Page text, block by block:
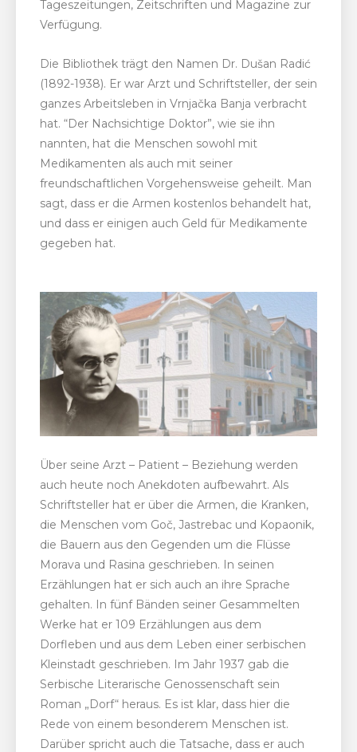
Tageszeitungen, Zeitschriften und Magazine zur
Verfügung.
Die Bibliothek trägt den Namen Dr. Dušan Radić
(1892-1938). Er war Arzt und Schriftsteller, der sein
ganzes Arbeitsleben in Vrnjačka Banja verbracht
hat. “Der Nachsichtige Doktor”, wie sie ihn
nannten, hat die Menschen sowohl mit
Medikamenten als auch mit seiner
freundschaftlichen Vorgehensweise geheilt. Man
sagt, dass er die Armen kostenlos behandelt hat,
und dass er einigen auch Geld für Medikamente
gegeben hat.
Über seine Arzt – Patient – Beziehung werden
auch heute noch Anekdoten aufbewahrt. Als
Schriftsteller hat er über die Armen, die Kranken,
die Menschen vom Goč, Jastrebac und Kopaonik,
die Bauern aus den Gegenden um die Flüsse
Morava und Rasina geschrieben. In seinen
Erzählungen hat er sich auch an ihre Sprache
gehalten. In fünf Bänden seiner Gesammelten
Werke hat er 109 Erzählungen aus dem
Dorfleben und aus dem Leben einer serbischen
Kleinstadt geschrieben. Im Jahr 1937 gab die
Serbische Literarische Genossenschaft sein
Roman „Dorf“ heraus. Es ist klar, dass hier die
Rede von einem besonderem Menschen ist.
Darüber spricht auch die Tatsache, dass er auch